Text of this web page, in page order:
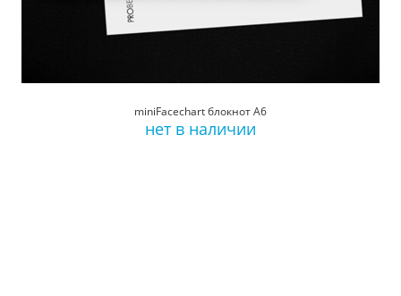
miniFacechart блокнот А6
нет в наличии